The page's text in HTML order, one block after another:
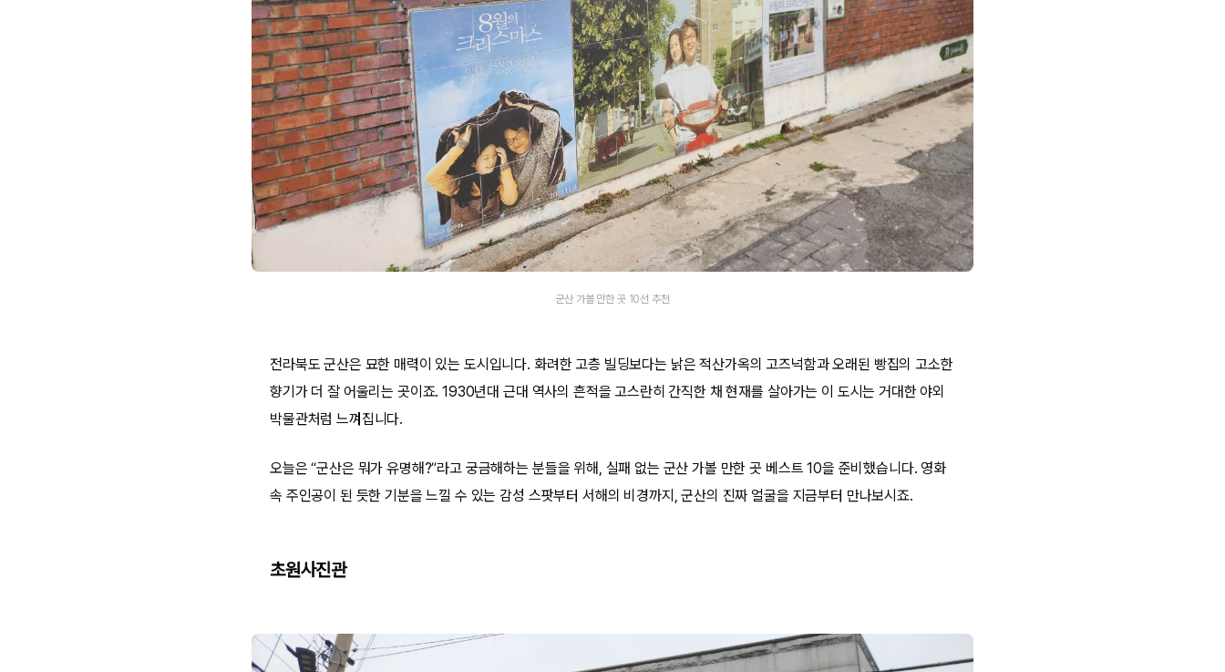
군산 가볼 만한 곳 10선 추천
전라북도 군산은 묘한 매력이 있는 도시입니다. 화려한 고층 빌딩보다는 낡은 적산가옥의 고즈넉함과 오래된 빵집의 고소한
향기가 더 잘 어울리는 곳이죠. 1930년대 근대 역사의 흔적을 고스란히 간직한 채 현재를 살아가는 이 도시는 거대한 야외
박물관처럼 느껴집니다.
오늘은 “군산은 뭐가 유명해?”라고 궁금해하는 분들을 위해, 실패 없는 군산 가볼 만한 곳 베스트 10을 준비했습니다. 영화
속 주인공이 된 듯한 기분을 느낄 수 있는 감성 스팟부터 서해의 비경까지, 군산의 진짜 얼굴을 지금부터 만나보시죠.
초원사진관